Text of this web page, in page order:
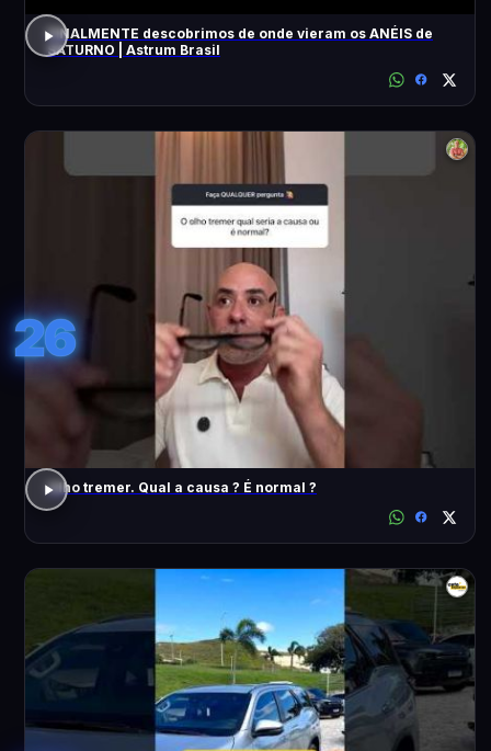
FINALMENTE descobrimos de onde vieram os ANÉIS de
SATURNO | Astrum Brasil
26
Olho tremer. Qual a causa ? É normal ?